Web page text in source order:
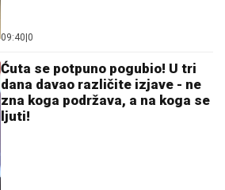
09:40 0
Ćuta se potpuno pogubio! U tri
dana davao različite izjave - ne
zna koga podržava, a na koga se
ljuti!